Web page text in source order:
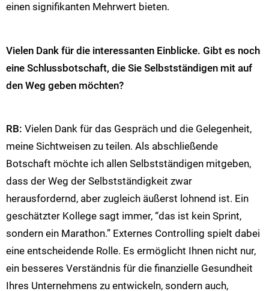
einen signifikanten Mehrwert bieten.
Vielen Dank für die interessanten Einblicke. Gibt es noch
eine Schlussbotschaft, die Sie Selbstständigen mit auf
den Weg geben möchten?
RB: Vielen Dank für das Gespräch und die Gelegenheit,
meine Sichtweisen zu teilen. Als abschließende
Botschaft möchte ich allen Selbstständigen mitgeben,
dass der Weg der Selbstständigkeit zwar
herausfordernd, aber zugleich äußerst lohnend ist. Ein
geschätzter Kollege sagt immer, “das ist kein Sprint,
sondern ein Marathon.” Externes Controlling spielt dabei
eine entscheidende Rolle. Es ermöglicht Ihnen nicht nur,
ein besseres Verständnis für die finanzielle Gesundheit
Ihres Unternehmens zu entwickeln, sondern auch,